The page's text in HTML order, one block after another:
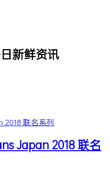
新鲜资讯
Japan 2018 联名